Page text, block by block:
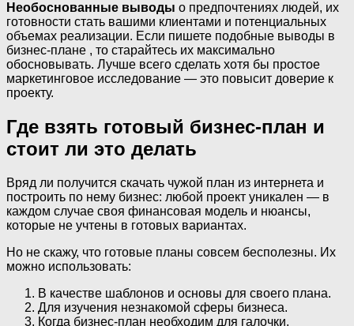
Необоснованные выводы о предпочтениях людей, их
готовности стать вашими клиентами и потенциальных
объемах реализации. Если пишете подобные выводы в
бизнес-плане , то старайтесь их максимально
обосновывать. Лучше всего сделать хотя бы простое
маркетинговое исследование — это повысит доверие к
проекту.
Где взять готовый бизнес-план и
стоит ли это делать
Вряд ли получится скачать чужой план из интернета и
построить по нему бизнес: любой проект уникален — в
каждом случае своя финансовая модель и нюансы,
которые не учтены в готовых вариантах.
Но не скажу, что готовые планы совсем бесполезны. Их
можно использовать:
В качестве шаблонов и основы для своего плана.
Для изучения незнакомой сферы бизнеса.
Когда бизнес-план необходим для галочки.